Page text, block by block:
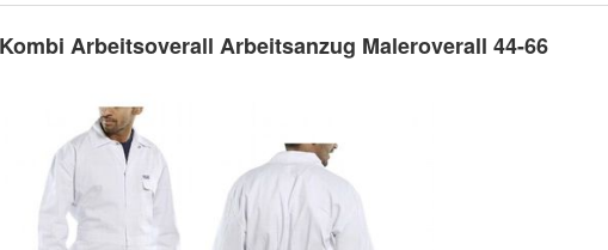
Arbeitsoverall Arbeitsanzug Maleroverall 44-66